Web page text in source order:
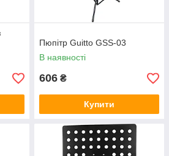
Пюпітр Guitto GSS-03
В наявності
606 ₴
Купити